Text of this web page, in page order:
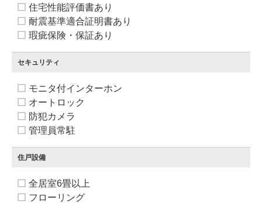
住宅性能評価書あり
耐震基準適合証明書あり
瑕疵保険・保証あり
セキュリティ
モニタ付インターホン
オートロック
防犯カメラ
管理員常駐
住戸設備
全居室6畳以上
フローリング